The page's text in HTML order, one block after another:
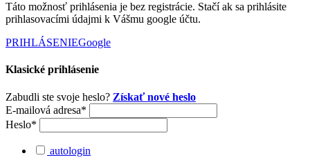
Táto možnosť prihlásenia je bez registrácie. Stačí ak sa prihlásite
prihlasovacími údajmi k Vášmu google účtu.
PRIHLÁSENIEGoogle
Klasické prihlásenie
Zabudli ste svoje heslo? Získať nové heslo
E-mailová adresa*
Heslo*
autologin